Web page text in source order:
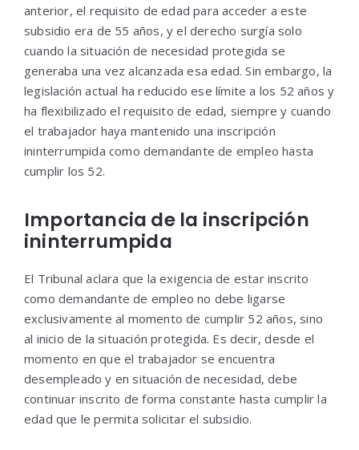
anterior, el requisito de edad para acceder a este
subsidio era de 55 años, y el derecho surgía solo
cuando la situación de necesidad protegida se
generaba una vez alcanzada esa edad. Sin embargo, la
legislación actual ha reducido ese límite a los 52 años y
ha flexibilizado el requisito de edad, siempre y cuando
el trabajador haya mantenido una inscripción
ininterrumpida como demandante de empleo hasta
cumplir los 52.
Importancia de la inscripción
ininterrumpida
El Tribunal aclara que la exigencia de estar inscrito
como demandante de empleo no debe ligarse
exclusivamente al momento de cumplir 52 años, sino
al inicio de la situación protegida. Es decir, desde el
momento en que el trabajador se encuentra
desempleado y en situación de necesidad, debe
continuar inscrito de forma constante hasta cumplir la
edad que le permita solicitar el subsidio.